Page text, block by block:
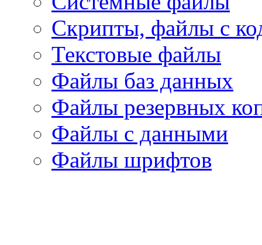
Скрипты, файлы с
Текстовые файлы
Файлы баз данных
Файлы резервных
Файлы с данными
Файлы шрифтов